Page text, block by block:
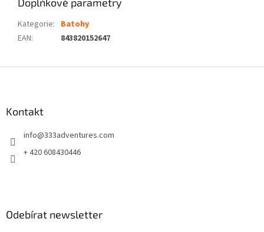
Kategorie: Batohy
EAN: 843820152647
Kontakt
info@333adventures.com
+ 420 608430446
Odebírat newsletter